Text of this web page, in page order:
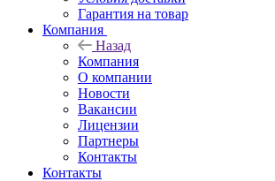
Гарантия на товар
Компания
Назад
Компания
О компании
Новости
Вакансии
Лицензии
Партнеры
Контакты
Контакты